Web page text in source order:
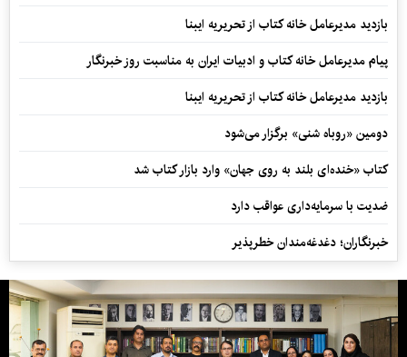
بازدید مدیرعامل خانه کتاب از تحریریه ایبنا
پیام مدیرعامل خانه کتاب و ادبیات ایران به مناسبت روز خبرنگار
بازدید مدیرعامل خانه کتاب از تحریریه ایبنا
دومین «روباه شنی» برگزار می‌شود
کتاب «خنده‌ای بلند به روی جهان» وارد بازار کتاب شد
ضدیت با سرمایه‌داری عواقب دارد
خبرنگاران؛ دغدغه‌مندان خطرپذیر